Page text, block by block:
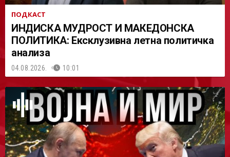
ПОДКАСТ
ИНДИСКА МУДРОСТ И МАКЕДОНСКА
ПОЛИТИКА: Ексклузивна летна политичка
анализа
04.08.2026. 10:01